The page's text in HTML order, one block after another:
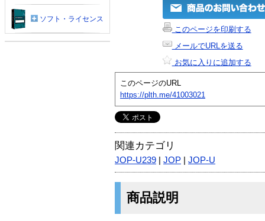
このページを印刷する
メールでURLを送る
お気に入りに追加する
このページのURL
https://plth.me/41003021
関連カテゴリ
JOP-U239 JOP JOP-U
商品説明
ソフト・ライセンス